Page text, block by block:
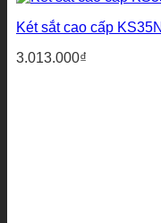
Két sắt cao cấp
3.013.000₫